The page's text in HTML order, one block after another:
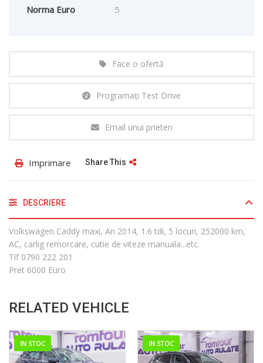
Norma Euro
5
Face o ofertă
Programați Test Drive
Email unui prieten
Imprimare Share This
DESCRIERE
Volkswagen Caddy maxi, An 2014, 1.6 tdi, 5 locuri, 252000 km,
AC, carlig remorcare, cutie de viteze manuala...etc.
Tlf 0790 222 201
Pret 6000 Euro
RELATED VEHICLE
IN STOC IN STOC